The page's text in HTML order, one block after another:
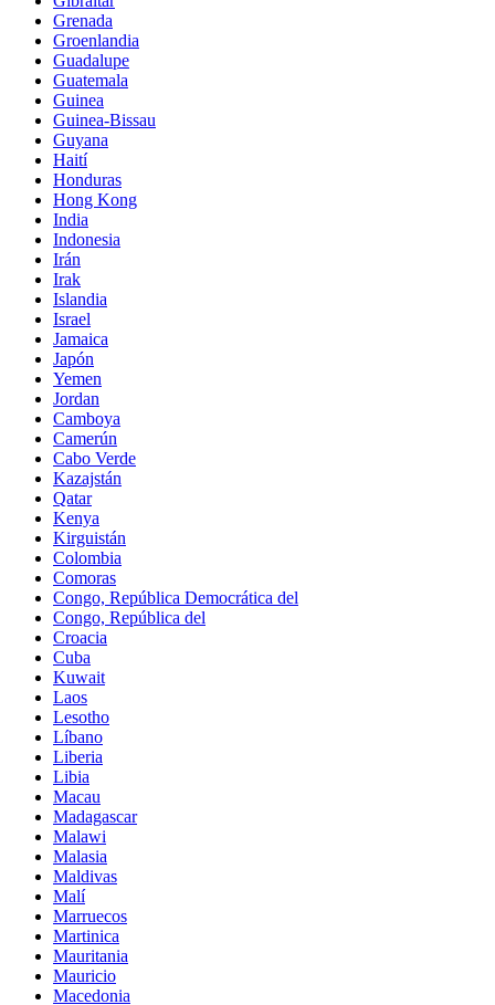
Grenada
Groenlandia
Guadalupe
Guatemala
Guinea
Guinea-Bissau
Guyana
Haití
Honduras
Hong Kong
India
Indonesia
Irán
Irak
Islandia
Israel
Jamaica
Japón
Yemen
Jordan
Camboya
Camerún
Cabo Verde
Kazajstán
Qatar
Kenya
Kirguistán
Colombia
Comoras
Congo, República Democrática del
Congo, República del
Croacia
Cuba
Kuwait
Laos
Lesotho
Líbano
Liberia
Libia
Macau
Madagascar
Malawi
Malasia
Maldivas
Malí
Marruecos
Martinica
Mauritania
Mauricio
Macedonia